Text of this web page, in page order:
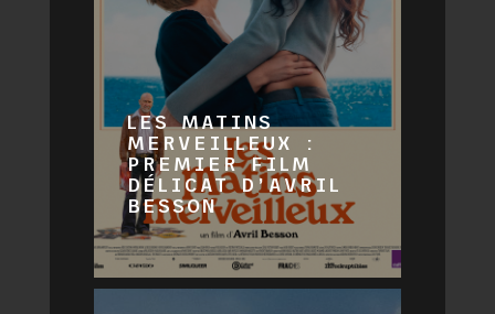
LES MATINS
MERVEILLEUX :
PREMIER FILM
DÉLICAT D’AVRIL
BESSON